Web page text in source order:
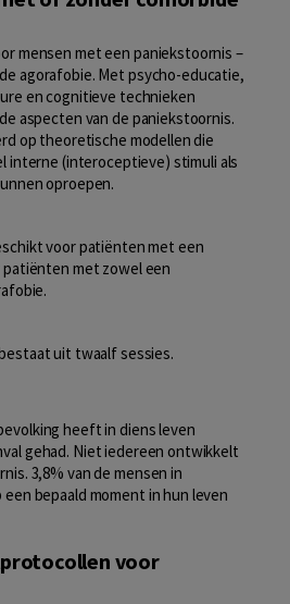
mensen met een paniekstoornis –
agorafobie. Met psycho-educatie,
en cognitieve technieken
aspecten van de paniekstoornis.
op theoretische modellen die
interne (interoceptieve) stimuli als
oproepen.
voor patiënten met een
met zowel een
uit twaalf sessies.
heeft in diens leven
gehad. Niet iedereen ontwikkelt
3,8% van de mensen in
bepaald moment in hun leven
voor